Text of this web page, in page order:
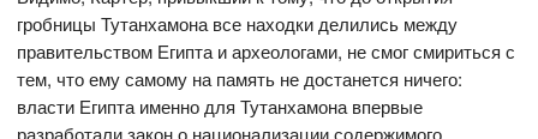
гробницы Тутанхамона все находки делились между
правительством Египта и археологами, не смог смириться с
тем, что ему самому на память не достанется ничего:
власти Египта именно для Тутанхамона впервые
разработали закон о национализации содержимого